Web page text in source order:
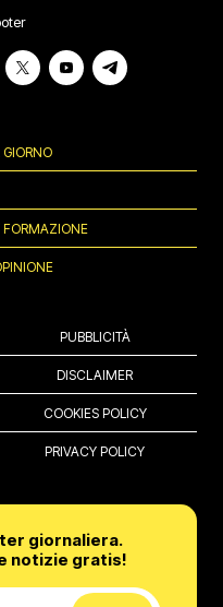
FORMAZIONE
PUBBLICITÀ
DISCLAIMER
COOKIES POLICY
PRIVACY POLICY
giornaliera.
notizie gratis!